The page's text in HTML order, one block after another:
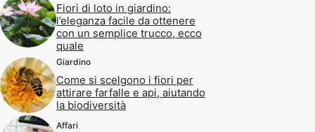
Fiori di loto in giardino:
l’eleganza facile da ottenere
con un semplice trucco, ecco
quale
Giardino
Come si scelgono i fiori per
attirare farfalle e api, aiutando
la biodiversità
Affari